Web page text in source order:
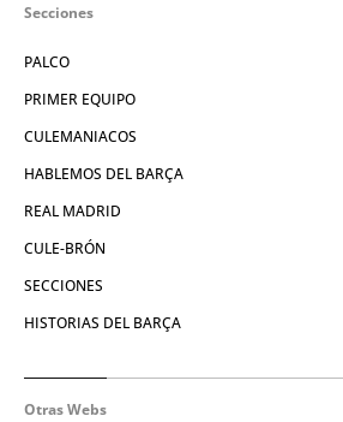
Secciones
PALCO
PRIMER EQUIPO
CULEMANIACOS
HABLEMOS DEL BARÇA
REAL MADRID
CULE-BRÓN
SECCIONES
HISTORIAS DEL BARÇA
Otras Webs